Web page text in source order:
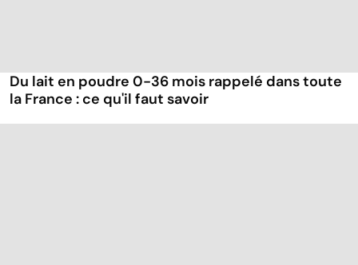
Du lait en poudre 0-36 mois rappelé dans toute
la France : ce qu'il faut savoir